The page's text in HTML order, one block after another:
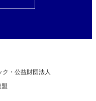
・公益財団法人
盟